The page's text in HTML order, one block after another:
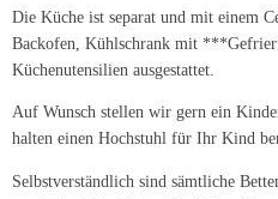
Die Küche ist separat und mit einem
Backofen, Kühlschrank mit
Küchenutensilien ausgestattet.
Auf Wunsch stellen wir gern ein
halten einen Hochstuhl für Ihr Kind
Selbstverständlich sind sämtliche